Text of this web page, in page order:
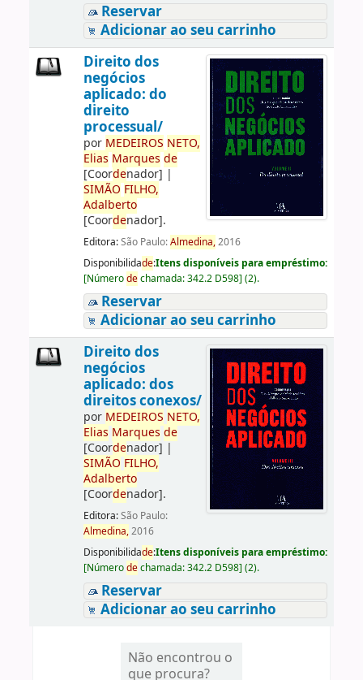
Reservar
Adicionar ao seu carrinho
Direito dos
negócios
aplicado: do
direito
processual/
por MEDEIROS NETO,
Elias Marques de
[Coordenador] |
SIMÃO FILHO,
Adalberto
[Coordenador].
Editora:São Paulo:Almedina,2016
Disponibilidade:Itens disponíveis para empréstimo:
[Númerodechamada:342.2 D598] (2).
Reservar
Adicionar ao seu carrinho
Direito dos
negócios
aplicado: dos
direitos conexos/
por MEDEIROS NETO,
Elias Marques de
[Coordenador] |
SIMÃO FILHO,
Adalberto
[Coordenador].
Editora:São Paulo:
Almedina,2016
Disponibilidade:Itens disponíveis para empréstimo:
[Númerodechamada:342.2 D598] (2).
Reservar
Adicionar ao seu carrinho
Não encontrou o
que procura?